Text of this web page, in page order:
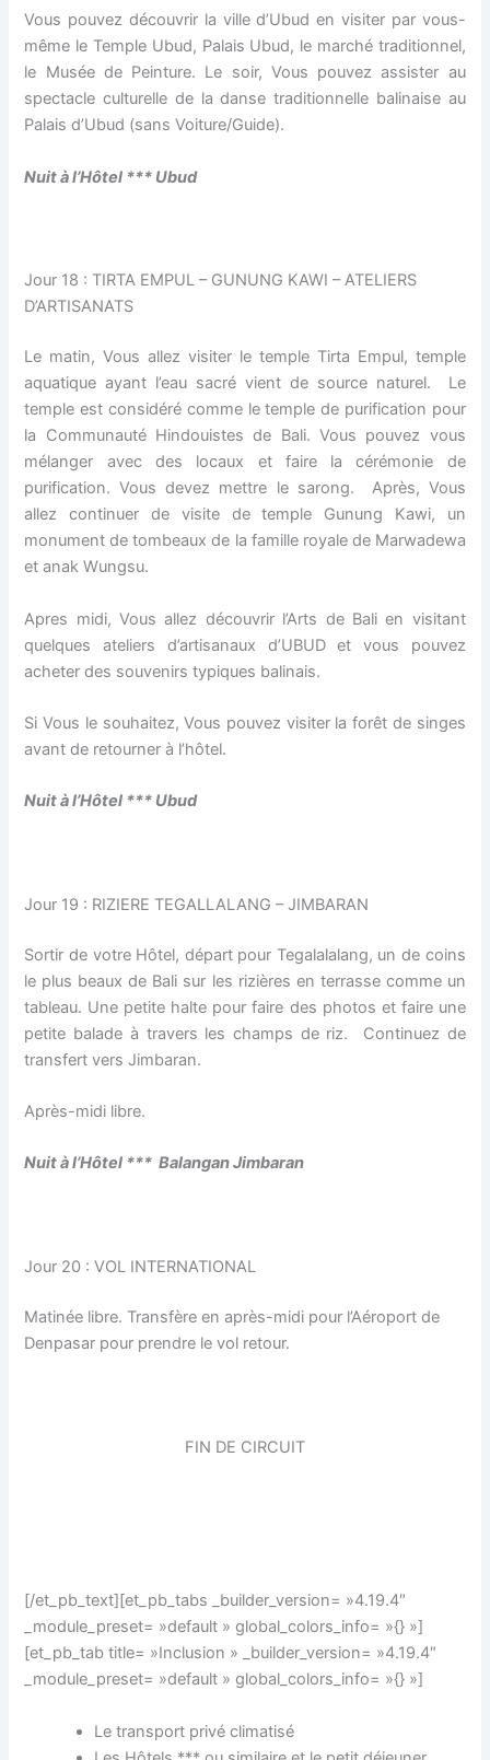
Vous pouvez découvrir la ville d’Ubud en visiter par vous-
même le Temple Ubud, Palais Ubud, le marché traditionnel,
le Musée de Peinture. Le soir, Vous pouvez assister au
spectacle culturelle de la danse traditionnelle balinaise au
Palais d’Ubud (sans Voiture/Guide).
Nuit à l’Hôtel *** Ubud
Jour 18 : TIRTA EMPUL – GUNUNG KAWI – ATELIERS
D’ARTISANATS
Le matin, Vous allez visiter le temple Tirta Empul, temple
aquatique ayant l’eau sacré vient de source naturel. Le
temple est considéré comme le temple de purification pour
la Communauté Hindouistes de Bali. Vous pouvez vous
mélanger avec des locaux et faire la cérémonie de
purification. Vous devez mettre le sarong. Après, Vous
allez continuer de visite de temple Gunung Kawi, un
monument de tombeaux de la famille royale de Marwadewa
et anak Wungsu.
Apres midi, Vous allez découvrir l’Arts de Bali en visitant
quelques ateliers d’artisanaux d’UBUD et vous pouvez
acheter des souvenirs typiques balinais.
Si Vous le souhaitez, Vous pouvez visiter la forêt de singes
avant de retourner à l’hôtel.
Nuit à l’Hôtel *** Ubud
Jour 19 : RIZIERE TEGALLALANG – JIMBARAN
Sortir de votre Hôtel, départ pour Tegalalalang, un de coins
le plus beaux de Bali sur les rizières en terrasse comme un
tableau. Une petite halte pour faire des photos et faire une
petite balade à travers les champs de riz. Continuez de
transfert vers Jimbaran.
Après-midi libre.
Nuit à l’Hôtel *** Balangan Jimbaran
Jour 20 : VOL INTERNATIONAL
Matinée libre. Transfère en après-midi pour l’Aéroport de
Denpasar pour prendre le vol retour.
FIN DE CIRCUIT
[/et_pb_text][et_pb_tabs _builder_version= »4.19.4″
_module_preset= »default » global_colors_info= »{} »]
[et_pb_tab title= »Inclusion » _builder_version= »4.19.4″
_module_preset= »default » global_colors_info= »{} »]
Le transport privé climatisé